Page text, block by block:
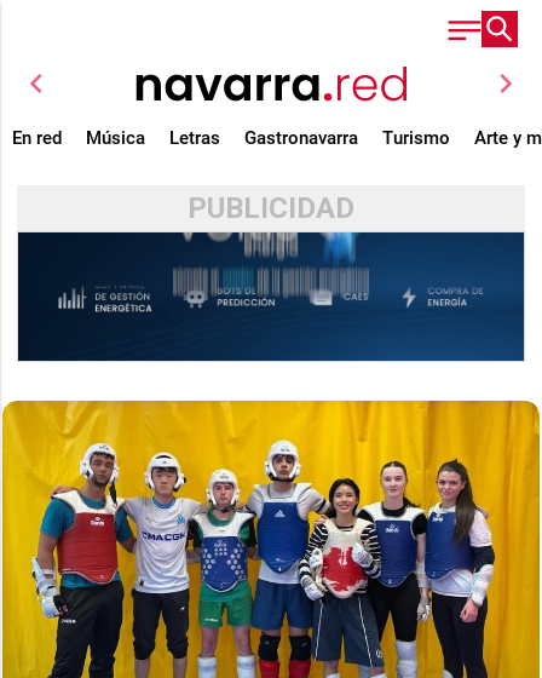
chevron_left chevron_right
En red Música Letras Gastronavarra Turismo Arte y
PUBLICIDAD